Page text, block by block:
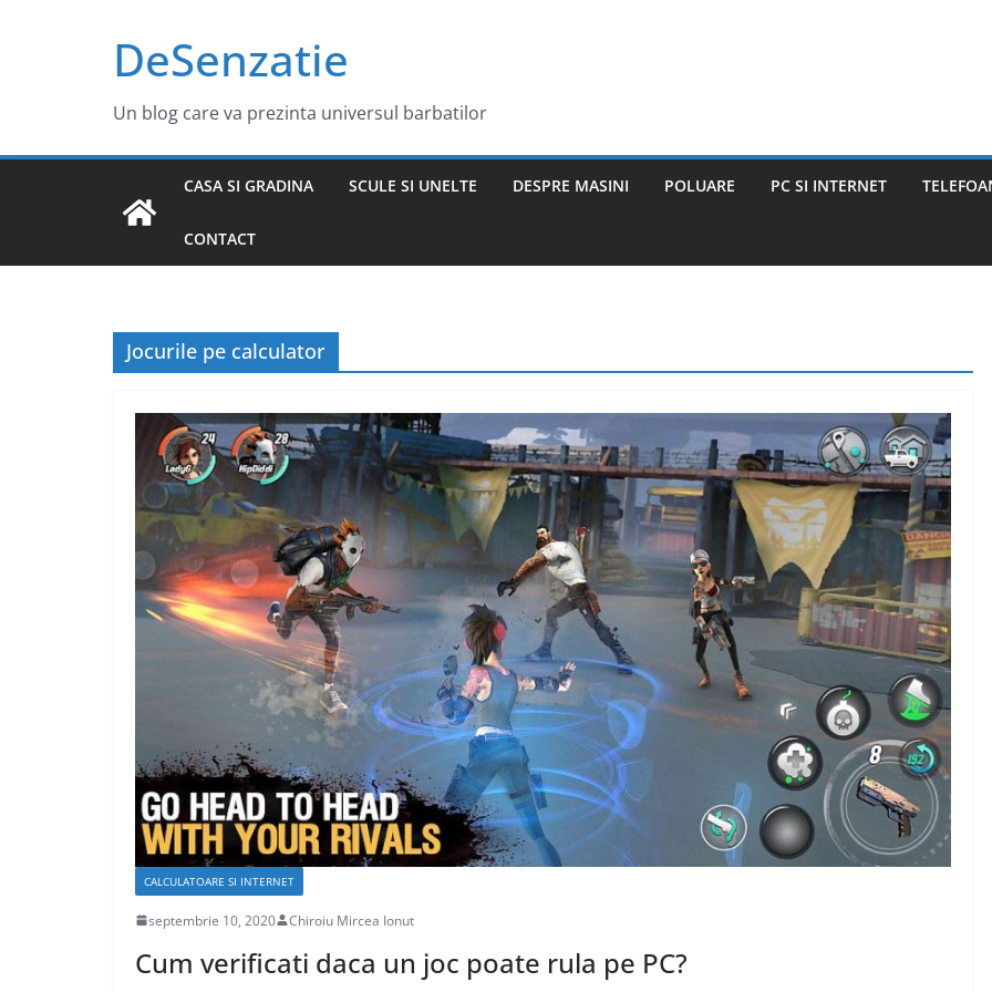
DeSenzatie
Un blog care va prezinta universul barbatilor
CASA SI GRADINA SCULE SI UNELTE DESPRE MASINI POLUARE PC SI INTERNET
CONTACT
Jocurile pe calculator
CALCULATOARE SI INTERNET
septembrie 10, 2020 Chiroiu Mircea Ionut
Cum verificati daca un joc poate rula pe PC?
CASA SI GRADINA
Care sunt avantajele
caselor din lemn?
aprilie 17, 2020 Chiroiu Mircea Ionut
DIVERSE
Diferentele dintre
articolele seo si
advertoriale
decembrie 1, 2024 Chiroiu Mircea Ionut